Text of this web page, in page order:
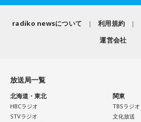
radiko newsについて 利用規約
運営会社
放送局一覧
北海道・東北
HBCラジオ
STVラジオ
関東
TBSラジオ
文化放送